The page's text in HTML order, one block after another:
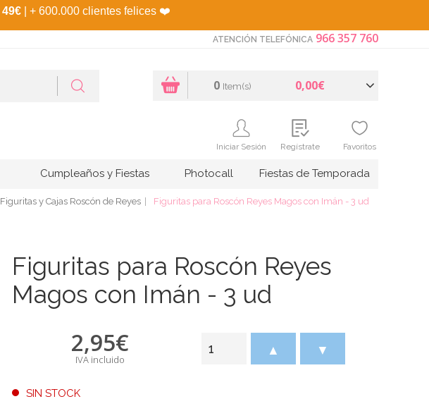
49€ | + 600.000 clientes felices ❤️
ATENCIÓN TELEFÓNICA 966 357 760
0 Item(s) 0,00€
Iniciar Sesión Regístrate Favoritos
Cumpleaños y Fiestas Photocall Fiestas de Temporada
Figuritas y Cajas Roscón de Reyes Figuritas para Roscón Reyes Magos con Imán - 3 ud
Figuritas para Roscón Reyes
Magos con Imán - 3 ud
2,95€
IVA incluido
SIN STOCK
▲ ▼